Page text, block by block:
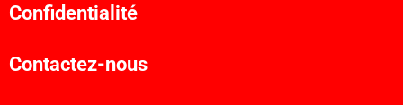
Confidentialité
Contactez-nous